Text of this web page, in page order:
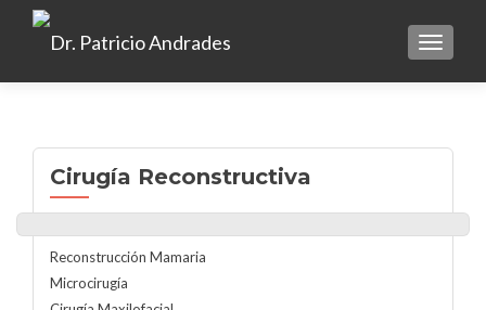
Cirugía Reconstructiva
Reconstrucción Mamaria
Microcirugía